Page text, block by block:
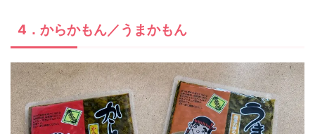
4．からかもん／うまかもん